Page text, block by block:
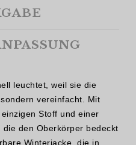
leuchtet, weil sie die
vereinfacht. Mit
Stoff und einer
den Oberkörper bedeckt
Winterjacke, die in